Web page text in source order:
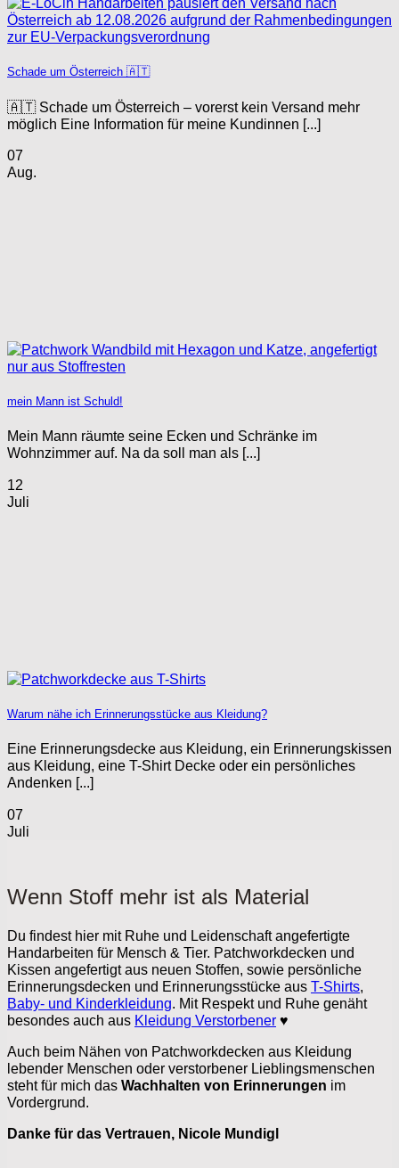
Schade um Österreich 🇦🇹
🇦🇹 Schade um Österreich – vorerst kein Versand mehr
möglich Eine Information für meine Kundinnen [...]
07
Aug.
mein Mann ist Schuld!
Mein Mann räumte seine Ecken und Schränke im
Wohnzimmer auf. Na da soll man als [...]
12
Juli
Warum nähe ich Erinnerungsstücke aus Kleidung?
Eine Erinnerungsdecke aus Kleidung, ein Erinnerungskissen
aus Kleidung, eine T-Shirt Decke oder ein persönliches
Andenken [...]
07
Juli
Wenn Stoff mehr ist als Material
Du findest hier mit Ruhe und Leidenschaft angefertigte
Handarbeiten für Mensch & Tier. Patchworkdecken und
Kissen angefertigt aus neuen Stoffen, sowie persönliche
Erinnerungsdecken und Erinnerungsstücke aus T-Shirts,
Baby- und Kinderkleidung. Mit Respekt und Ruhe genäht
besondes auch aus Kleidung Verstorbener ♥
Auch beim Nähen von Patchworkdecken aus Kleidung
lebender Menschen oder verstorbener Lieblingsmenschen
steht für mich das Wachhalten von Erinnerungen im
Vordergrund.
Danke für das Vertrauen, Nicole Mundigl